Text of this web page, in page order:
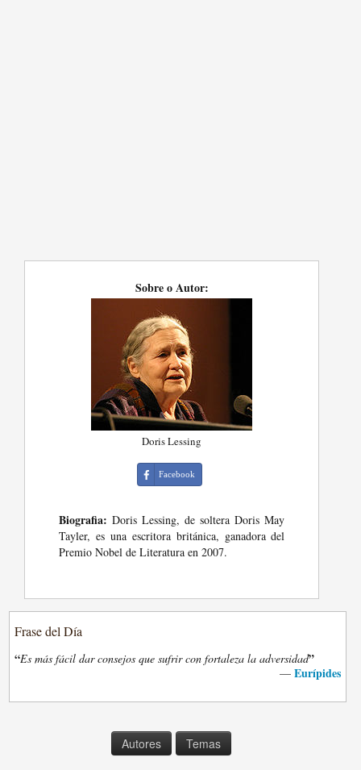
Sobre o Autor:
Doris Lessing
Facebook
Biografia: Doris Lessing, de soltera Doris May
Tayler, es una escritora británica, ganadora del
Premio Nobel de Literatura en 2007.
Frase del Día
“Es más fácil dar consejos que sufrir con fortaleza la adversidad”
— Eurípides
Autores Temas